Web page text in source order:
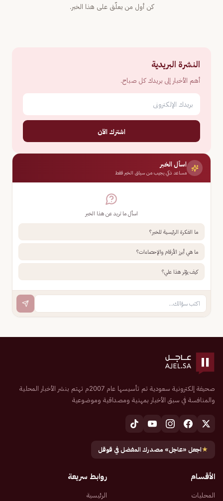
كن أول من يعلّق على هذا الخبر.
النشرة البريدية
أهم الأخبار إلى بريدك كل صباح.
اشترك الآن
اسأل الخبر
مساعد ذكي يجيب من سياق الخبر فقط
اسأل ما تريد عن هذا الخبر
ما الفكرة الرئيسية للخبر؟
ما هي أبرز الأرقام والإحصاءات؟
كيف يؤثر هذا علي؟
صحيفة إلكترونية سعودية تم تأسيسها عام 2007م تهتم بنشر الأخبار المحلية
والمنافسة في سبق الأخبار بمهنية ومصداقية وموضوعية
★اجعل «عاجل» مصدرك المفضل في قوقل
الأقسام
المحليات
روابط سريعة
الرئيسية